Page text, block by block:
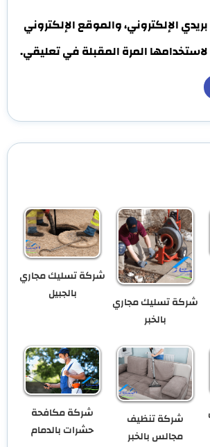
الإلكتروني، والموقع الإلكتروني
المرة المقبلة في تعليقي.
شركة تسليك مجاري
بالخبر
شركة تسليك مجاري
بالجبيل
شركة تنظيف
مجالس بالخبر
شركة مكافحة
حشرات بالدمام